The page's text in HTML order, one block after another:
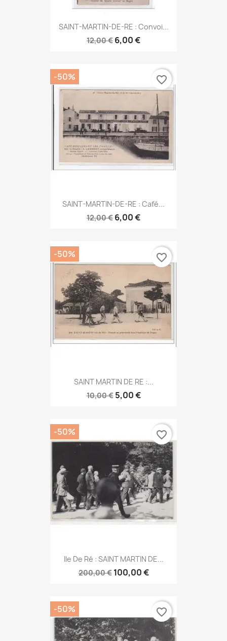
SAINT-MARTIN-DE-RE : Convoi...
12,00 € 6,00 €
SAINT-MARTIN-DE-RE : Café...
12,00 € 6,00 €
-50% favorite_border
SAINT MARTIN DE RE :...
10,00 € 5,00 €
-50% favorite_border
Ile De Ré : SAINT MARTIN DE...
200,00 € 100,00 €
-50% favorite_border
-50% favorite_border